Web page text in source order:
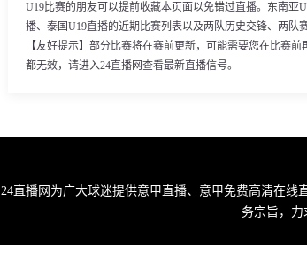
U19比赛的朋友可以提前收藏本页面以免错过直播。东南亚
播、泰国U19直播的近期比赛列表以及两队历史交锋、两队赛
【友好提示】部分比赛将在赛前更新，可能需要您在比赛
都无效，请进入24直播网查看最新直播信号。
24直播网为广大球迷提供意甲直播、意甲免费高清在
务宗旨，力